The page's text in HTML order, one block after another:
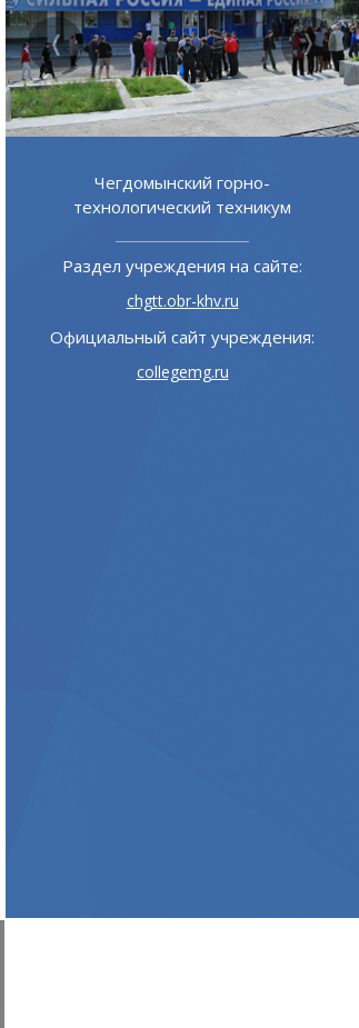
Чегдомынский горно-
технологический техникум
Раздел учреждения на сайте:
chgtt.obr-khv.ru
Официальный сайт учреждения:
collegemg.ru